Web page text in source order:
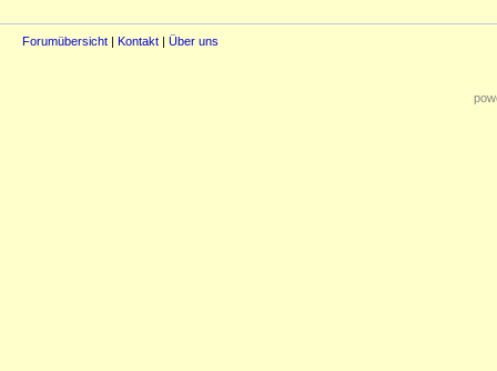
Forumübersicht | Kontakt | Über uns